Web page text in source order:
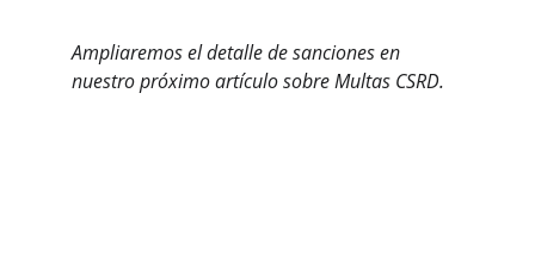
Ampliaremos el detalle de sanciones en
nuestro próximo artículo sobre Multas CSRD.